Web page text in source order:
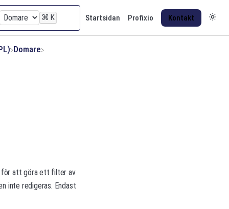
⌘ K Startsidan Profixio Kontakt
​Domare
för att göra ett filter av
inte redigeras. Endast